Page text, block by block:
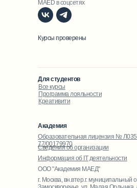
Для студентов
MAED в соцсетях
Академия
Образовательная лицензия №
77/00179970
ООО "Академия МАЕД"
г. Москва, вн.втер.г. муниципальный
Сведения об организации
Информация об IT деятельности
Все курсы
Программа лояльности
Креативити
Курсы проверены